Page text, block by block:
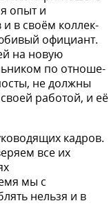
опыт и
в своём коллек­
официант.
на новую
по отноше­
не должны
работой, и её
кадров.
все их
мы с
нель­зя и в